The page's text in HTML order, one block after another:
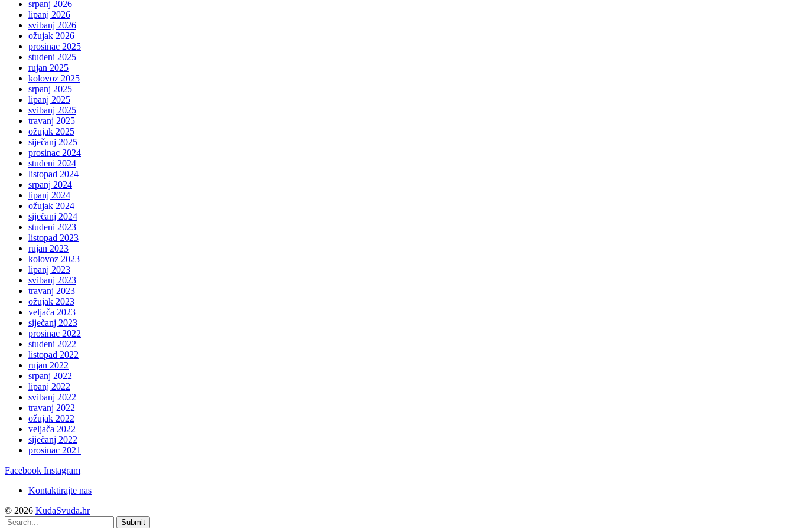
srpanj 2026
lipanj 2026
svibanj 2026
ožujak 2026
prosinac 2025
studeni 2025
rujan 2025
kolovoz 2025
srpanj 2025
lipanj 2025
svibanj 2025
travanj 2025
ožujak 2025
siječanj 2025
prosinac 2024
studeni 2024
listopad 2024
srpanj 2024
lipanj 2024
ožujak 2024
siječanj 2024
studeni 2023
listopad 2023
rujan 2023
kolovoz 2023
lipanj 2023
svibanj 2023
travanj 2023
ožujak 2023
veljača 2023
siječanj 2023
prosinac 2022
studeni 2022
listopad 2022
rujan 2022
srpanj 2022
lipanj 2022
svibanj 2022
travanj 2022
ožujak 2022
veljača 2022
siječanj 2022
prosinac 2021
Facebook Instagram
Kontaktirajte nas
© 2026 KudaSvuda.hr
Submit